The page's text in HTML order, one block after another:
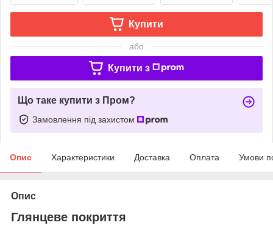
Купити
або
Купити з
Що таке купити з Пром?
Замовлення під захистом
Опис Характеристики Доставка Оплата Умови
Опис
Глянцеве покриття